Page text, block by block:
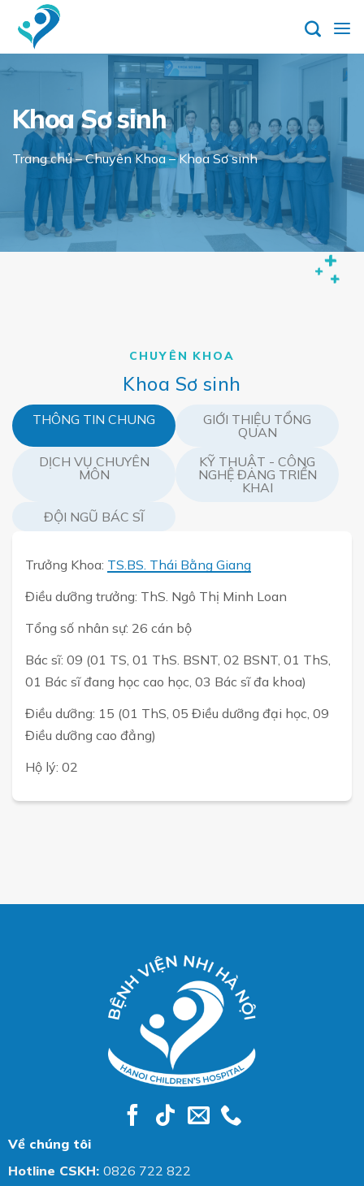
content
Khoa Sơ sinh
Trang chủ–Chuyên Khoa–Khoa Sơ sinh
CHUYÊN KHOA
Khoa Sơ sinh
THÔNG TIN CHUNG
GIỚI THIỆU TỔNG
QUAN
DỊCH VỤ CHUYÊN
MÔN
KỸ THUẬT - CÔNG
NGHỆ ĐANG TRIỂN
KHAI
ĐỘI NGŨ BÁC SĨ
Trưởng Khoa: TS.BS. Thái Bằng Giang
Điều dưỡng trưởng: ThS. Ngô Thị Minh Loan
Tổng số nhân sự: 26 cán bộ
Bác sĩ: 09 (01 TS, 01 ThS. BSNT, 02 BSNT, 01 ThS,
01 Bác sĩ đang học cao học, 03 Bác sĩ đa khoa)
Điều dưỡng: 15 (01 ThS, 05 Điều dưỡng đại học, 09
Điều dưỡng cao đẳng)
Hộ lý: 02
Về chúng tôi
Hotline CSKH: 0826 722 822